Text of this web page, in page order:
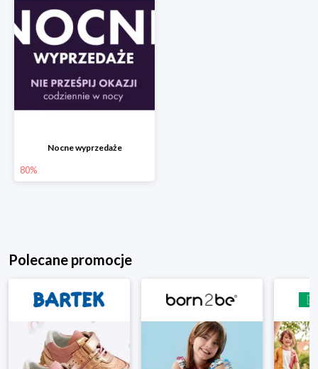
Nocne wyprzedaże
80%
Polecane promocje